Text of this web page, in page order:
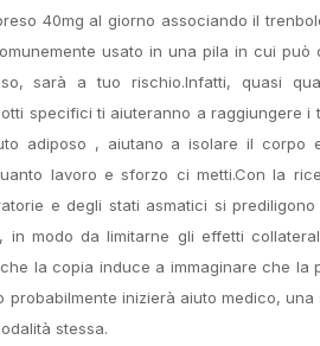
40mg al giorno associando il
usato in una pila in cui può
sarà a tuo rischio.Infatti, quasi
specifici ti aiuteranno a raggiungere i
adiposo , aiutano a isolare il corpo
lavoro e sforzo ci metti.Con la
e degli stati asmatici si
modo da limitarne gli effetti
la copia induce a immaginare che la
inizierà aiuto medico, una
stessa.